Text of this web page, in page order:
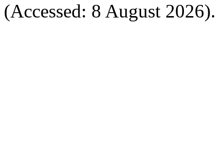
(Accessed: 8 August 2026).